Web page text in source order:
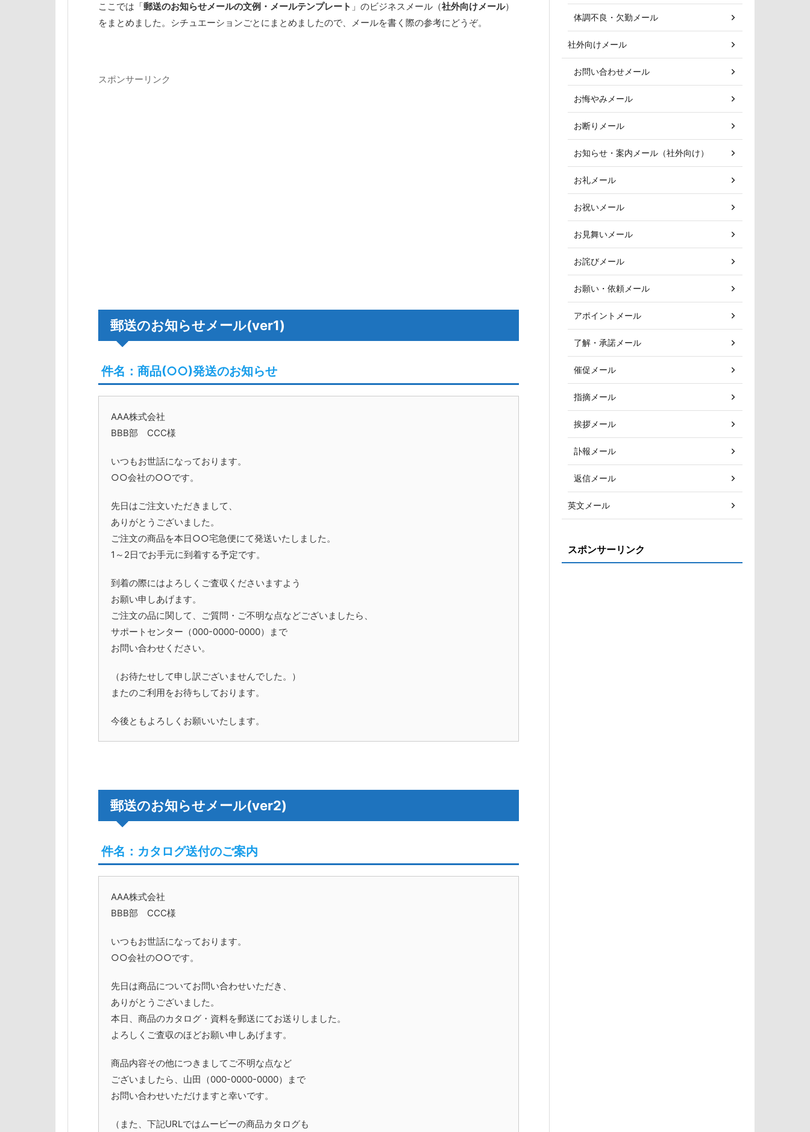
ここでは「郵送のお知らせメールの文例・メールテンプレート 」のビジネスメール（社外向けメール）
をまとめました。シチュエーションごとにまとめましたので、メールを書く際の参考にどうぞ。
スポンサーリンク
郵送のお知らせメール(ver1)
件名：商品(○○)発送のお知らせ
AAA株式会社
BBB部 CCC様
いつもお世話になっております。
○○会社の○○です。
先日はご注文いただきまして、
ありがとうございました。
ご注文の商品を本日○○宅急便にて発送いたしました。
1～2日でお手元に到着する予定です。
到着の際にはよろしくご査収くださいますよう
お願い申しあげます。
ご注文の品に関して、ご質問・ご不明な点などございましたら、
サポートセンター（000-0000-0000）まで
お問い合わせください。
（お待たせして申し訳ございませんでした。）
またのご利用をお待ちしております。
今後ともよろしくお願いいたします。
郵送のお知らせメール(ver2)
件名：カタログ送付のご案内
AAA株式会社
BBB部 CCC様
いつもお世話になっております。
○○会社の○○です。
先日は商品についてお問い合わせいただき、
ありがとうございました。
本日、商品のカタログ・資料を郵送にてお送りしました。
よろしくご査収のほどお願い申しあげます。
商品内容その他につきましてご不明な点など
ございましたら、山田（000-0000-0000）まで
お問い合わせいただけますと幸いです。
（また、下記URLではムービーの商品カタログも
体調不良・欠勤メール
社外向けメール
お問い合わせメール
お悔やみメール
お断りメール
お知らせ・案内メール（社外向け）
お礼メール
お祝いメール
お見舞いメール
お詫びメール
お願い・依頼メール
アポイントメール
了解・承諾メール
催促メール
指摘メール
挨拶メール
訃報メール
返信メール
英文メール
スポンサーリンク